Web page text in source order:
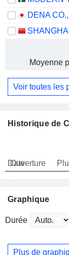
DENA
Moyenne
Voir toutes les
Historique de
Date
Ouverture
Graphique
Durée
Plus de